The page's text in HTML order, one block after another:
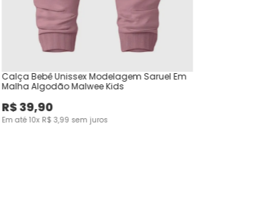
Calça Bebê Unissex Modelagem Saruel Em
Malha Algodão Malwee Kids
R$39,90
Em até10x R$ 3,99 sem juros